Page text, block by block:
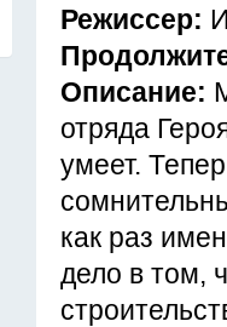
Режиссер:
Описание:
отряда
умеет.
как раз
дело в том,